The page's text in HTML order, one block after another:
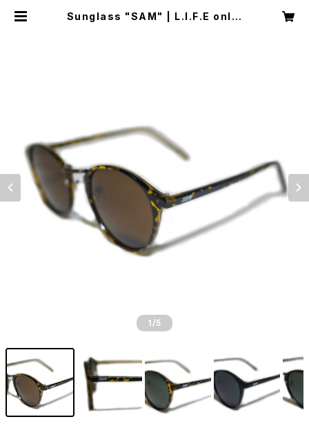
Sunglass "SAM" | L.I.F.E onlin
1 /5